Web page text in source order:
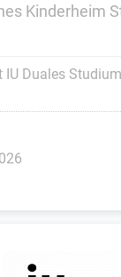
Kinderheim
IU Duales